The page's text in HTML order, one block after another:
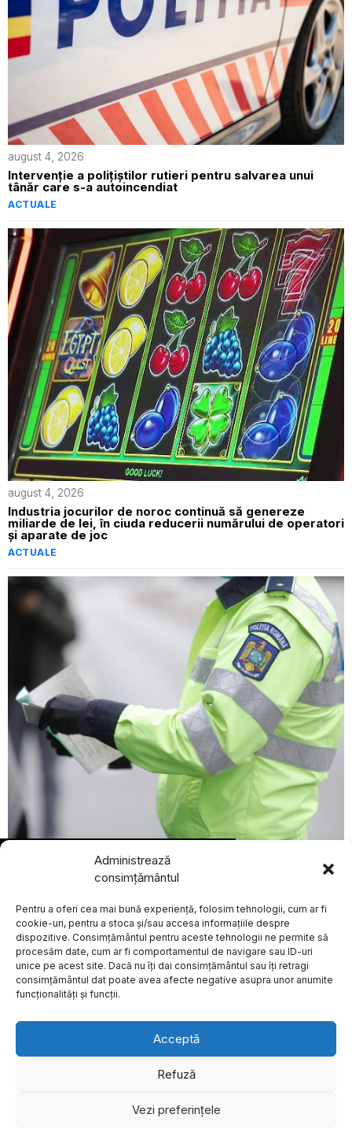
Administrează
consimțământul
Pentru a oferi cea mai bună experiență, folosim tehnologii, cum ar fi
cookie-uri, pentru a stoca și/sau accesa informațiile despre
dispozitive. Consimțământul pentru aceste tehnologii ne permite să
procesăm date, cum ar fi comportamentul de navigare sau ID-uri
unice pe acest site. Dacă nu îți dai consimțământul sau îți retragi
consimțământul dat poate avea afecte negative asupra unor anumite
funcționalități și funcții.
Acceptă
Refuză
Vezi preferințele
august 4, 2026
Intervenție a polițiștilor rutieri pentru salvarea unui
tânăr care s-a autoincendiat
ACTUALE
august 4, 2026
Industria jocurilor de noroc continuă să genereze
miliarde de lei, în ciuda reducerii numărului de operatori
și aparate de joc
ACTUALE
Curtea de Apel București suspendă aplicarea măsurii
de suspendare a permisului pentru neplata amenzilor
ACTUALE
Despre Politica de Confidențialitate Termeni și Conditii
Contact
Cookies
- Toate drepturile sunt rezervate.
PNL susține
stabilitatea
Guvernul condus de
Ilie Bolojan, conform
unei rezoluții
adoptate de Biroul
Politic Național
Biroul Politic Național al
Partidului Național Liberal
(PNL) a adoptat,
Ministerul Apărării:
Drona căzută pe un
bloc din Galați este o
dronă kamikaze de
fabricație rusească
informații oficiale